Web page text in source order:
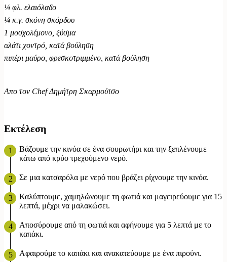
¼ φλ. ελαιόλαδο
¼ κ.γ. σκόνη σκόρδου
1 μοσχολέμονο, ξύσμα
αλάτι χοντρό, κατά βούληση
πιπέρι μαύρο, φρεσκοτριμμένο, κατά βούληση
Απο τον Chef Δημήτρη Σκαρμούτσο
Εκτέλεση
Βάζουμε την κινόα σε ένα σουρωτήρι και την ξεπλένουμε
κάτω από κρύο τρεχούμενο νερό.
Σε μια κατσαρόλα με νερό που βράζει ρίχνουμε την κινόα.
Καλύπτουμε, χαμηλώνουμε τη φωτιά και μαγειρεύουμε για 15
λεπτά, μέχρι να μαλακώσει.
Αποσύρουμε από τη φωτιά και αφήνουμε για 5 λεπτά με το
καπάκι.
Αφαιρούμε το καπάκι και ανακατεύουμε με ένα πιρούνι.